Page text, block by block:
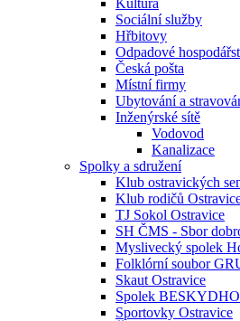
Kultura
Sociální služby
Hřbitovy
Odpadové
Česká pošta
Místní firmy
Ubytování a
Inženýrské sítě
Vodovod
Kanalizace
Spolky a sdružení
Klub ostravických
Klub rodičů
TJ Sokol Ostravice
SH ČMS - Sbor
Myslivecký spolek
Folklórní soubor
Skaut Ostravice
Spolek
Sportovky Ostravice